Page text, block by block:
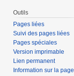
Outils
Pages liées
Suivi des pages liées
Pages spéciales
Version imprimable
Lien permanent
Information sur la page